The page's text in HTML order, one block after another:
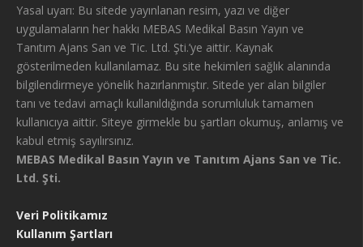
Yasal uyarı: Bu sitede yayınlanan resim, yazı ve diğer
uygulamaların her hakkı MEBAS Medikal Basın Yayın ve
Tanıtım Ajans San ve Tic. Ltd. Şti.’ye aittir. Kaynak
gösterilmeden kullanılamaz. Bu site hekimleri sağlık alanında
bilgilendirmeye yönelik hazırlanmıştır. Sitede yer alan bilgiler
tanı ve tedavi amaçlı kullanıldığında sorumluluk tamamen
kullanıcıya aittir. Siteye girmekle bu şartları okumuş, anlamış ve
kabul etmiş sayılırsınız.
MEBAS Medikal Basın Yayın ve Tanıtım Ajans San ve Tic.
Ltd. Şti.
Veri Politikamız
Kullanım Şartları